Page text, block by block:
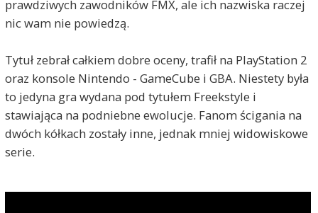
prawdziwych zawodników FMX, ale ich nazwiska raczej
nic wam nie powiedzą.
Tytuł zebrał całkiem dobre oceny, trafił na PlayStation 2
oraz konsole Nintendo - GameCube i GBA. Niestety była
to jedyna gra wydana pod tytułem Freekstyle i
stawiająca na podniebne ewolucje. Fanom ścigania na
dwóch kółkach zostały inne, jednak mniej widowiskowe
serie.